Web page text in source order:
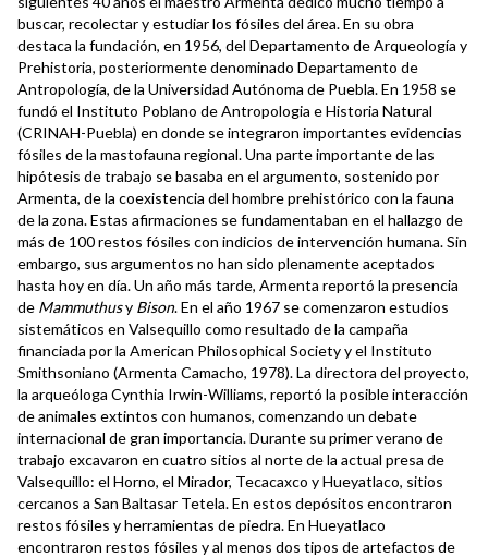
buscar, recolectar y estudiar los fósiles del área. En su obra
destaca la fundación, en 1956, del Departamento de Arqueología y
Prehistoria, posteriormente denominado Departamento de
Antropología, de la Universidad Autónoma de Puebla. En 1958 se
fundó el Instituto Poblano de Antropologia e Historia Natural
(CRINAH-Puebla) en donde se integraron importantes evidencias
fósiles de la mastofauna regional. Una parte importante de las
hipótesis de trabajo se basaba en el argumento, sostenido por
Armenta, de la coexistencia del hombre prehistórico con la fauna
de la zona. Estas afirmaciones se fundamentaban en el hallazgo de
más de 100 restos fósiles con indicios de intervención humana. Sin
embargo, sus argumentos no han sido plenamente aceptados
hasta hoy en día. Un año más tarde, Armenta reportó la presencia
de Mammuthusy Bison. En el año 1967 se comenzaron estudios
sistemáticos en Valsequillo como resultado de la campaña
financiada por la American Philosophical Society y el Instituto
Smithsoniano (Armenta Camacho, 1978). La directora del proyecto,
la arqueóloga Cynthia Irwin-Williams, reportó la posible interacción
de animales extintos con humanos, comenzando un debate
internacional de gran importancia. Durante su primer verano de
trabajo excavaron en cuatro sitios al norte de la actual presa de
Valsequillo: el Horno, el Mirador, Tecacaxco y Hueyatlaco, sitios
cercanos a San Baltasar Tetela. En estos depósitos encontraron
restos fósiles y herramientas de piedra. En Hueyatlaco
encontraron restos fósiles y al menos dos tipos de artefactos de